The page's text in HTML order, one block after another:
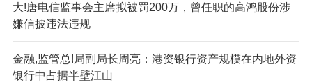
大!唐电信监事会主席拟被罚200万，曾任职的高鸿股份涉
嫌信披违法违规
金融,监管总!局副局长周亮：港资银行资产规模在内地外资
银行中占据半壁江山